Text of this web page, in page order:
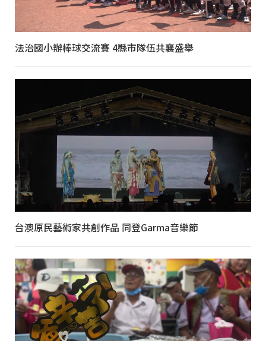
法治國小辦棒球交流賽 4縣市隊伍共襄盛舉
台澳原民藝術家共創作品 同登Garma音樂節